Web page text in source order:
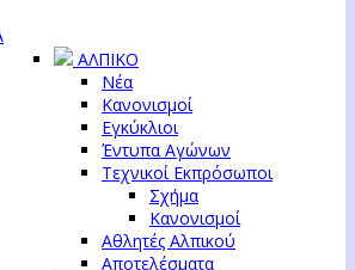
ΑΛΠΙΚΟ
Νέα
Κανονισμοί
Εγκύκλιοι
Έντυπα Αγώνων
Τεχνικοί Εκπρόσωποι
Σχήμα
Κανονισμοί
Αθλητές Αλπικού
Αποτελέσματα